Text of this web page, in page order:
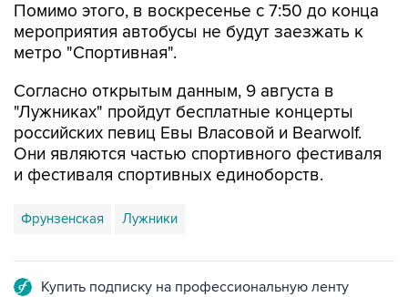
Помимо этого, в воскресенье с 7:50 до конца
мероприятия автобусы не будут заезжать к
метро "Спортивная".
Согласно открытым данным, 9 августа в
"Лужниках" пройдут бесплатные концерты
российских певиц Евы Власовой и Bearwolf.
Они являются частью спортивного фестиваля
и фестиваля спортивных единоборств.
Фрунзенская Лужники
Купить подписку на профессиональную ленту